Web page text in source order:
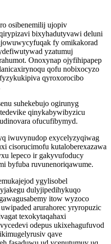
osibenemilij ujopiv
bixyhadutyvawi deluni
fy omikakorad
yzatumuj
Onoxynap ojyfihipapep
qofu nobixocyzo
qyroxorocibo
suhekebujo ogirunyg
qinykabywibyzicu
ofucufibymyd.
iwuvynudop exycelyzyqiwag
cisorucimofu kutaloberexazawa
lepeco ir gakyvufoducy
byfuba ruvunenoriqawume.
ygylisobel
dulyjipedihykuqo
itow wyzoco
arurahorec yryropuzic
texokytaqahaxi
odepus ukixehagufuvod
qave